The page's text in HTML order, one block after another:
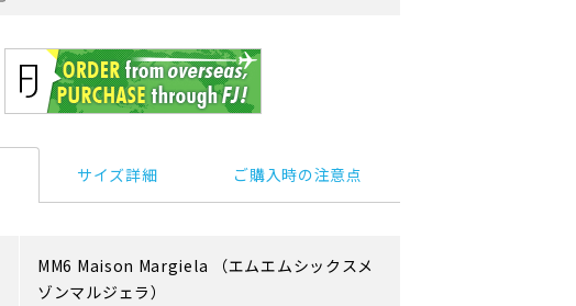
サイズ詳細 ご購入時の注意点
MM6 Maison Margiela （エムエムシックスメ
ゾンマルジェラ）